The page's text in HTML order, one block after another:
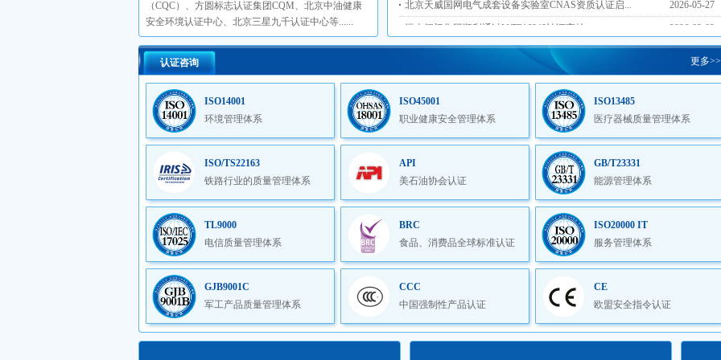
（CQC）、方圆标志认证集团CQM、北京中油健康
安全环境认证中心、北京三星九千认证中心等......
远大阀门集团顺利通过IATF16949认证审核 2026-03-02
山东成通锻造有限公司启动美国石油学会API 20C闭... 2026-01-07
中铝山西新材料有限公司ISO/TS22163体系换版审核... 2025-12-11
武理加固检测（武汉）有限公司CNAS检查机构资质...
北京铁路信号有限公司VDA6.3过程审核进行中 2025-04-28
大全新能源顺利通过三体系认证审核 2025-02-20
晨晶电子顺利通过IATF16969认证审核
新中物业诚信管理/五星级物业管理体系认证咨询进行中
北京兴斐电子有限公司ISO27001认证启动 2024-03-12
金融街第一太平戴维斯物业5体系年度培训进行中
浪潮信息启动SA8000社会责任体系认证
中国电信股份有限公司增值业务运营中心ISO20000+I...
国电投氢能科技IATF16949认证项目进行中 2022-06-06
认证咨询 更多>>
ISO14001
环境管理体系
ISO45001
职业健康安全管理体系
ISO13485
医疗器械质量管理体系
ISO/TS22163
铁路行业的质量管理体系
API
美石油协会认证
GB/T23331
能源管理体系
TL9000
电信质量管理体系
BRC
食品、消费品全球标准认证
ISO20000 IT
服务管理体系
GJB9001C
军工产品质量管理体系
CCC
中国强制性产品认证
CE
欧盟安全指令认证